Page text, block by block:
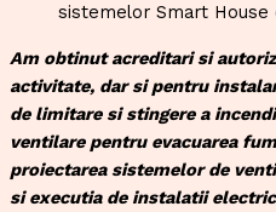
sistemelor Smart House
Am obtinut acreditari si
activitate, dar si pentru
de limitare si stingere a
ventilare pentru evacuarea
proiectarea sistemelor de
si executia de instalatii